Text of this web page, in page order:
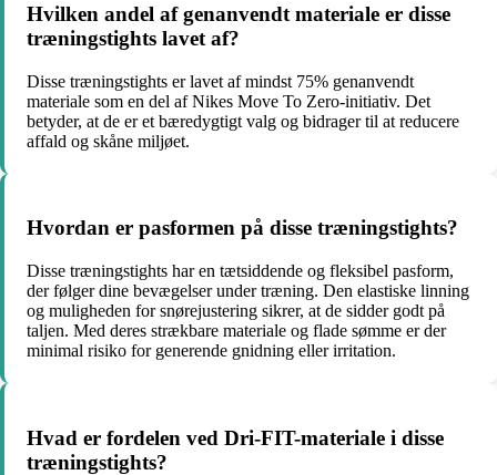
Hvilken andel af genanvendt materiale er disse
træningstights lavet af?
Disse træningstights er lavet af mindst 75% genanvendt
materiale som en del af Nikes Move To Zero-initiativ. Det
betyder, at de er et bæredygtigt valg og bidrager til at reducere
affald og skåne miljøet.
Hvordan er pasformen på disse træningstights?
Disse træningstights har en tætsiddende og fleksibel pasform,
der følger dine bevægelser under træning. Den elastiske linning
og muligheden for snørejustering sikrer, at de sidder godt på
taljen. Med deres strækbare materiale og flade sømme er der
minimal risiko for generende gnidning eller irritation.
Hvad er fordelen ved Dri-FIT-materiale i disse
træningstights?